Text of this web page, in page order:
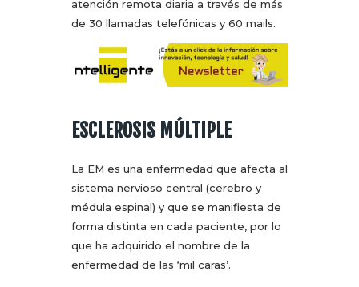
atención remota diaria a través de más
de 30 llamadas telefónicas y 60 mails.
ESCLEROSIS MÚLTIPLE
La EM es una enfermedad que afecta al
sistema nervioso central (cerebro y
médula espinal) y que se manifiesta de
forma distinta en cada paciente, por lo
que ha adquirido el nombre de la
enfermedad de las ‘mil caras’.